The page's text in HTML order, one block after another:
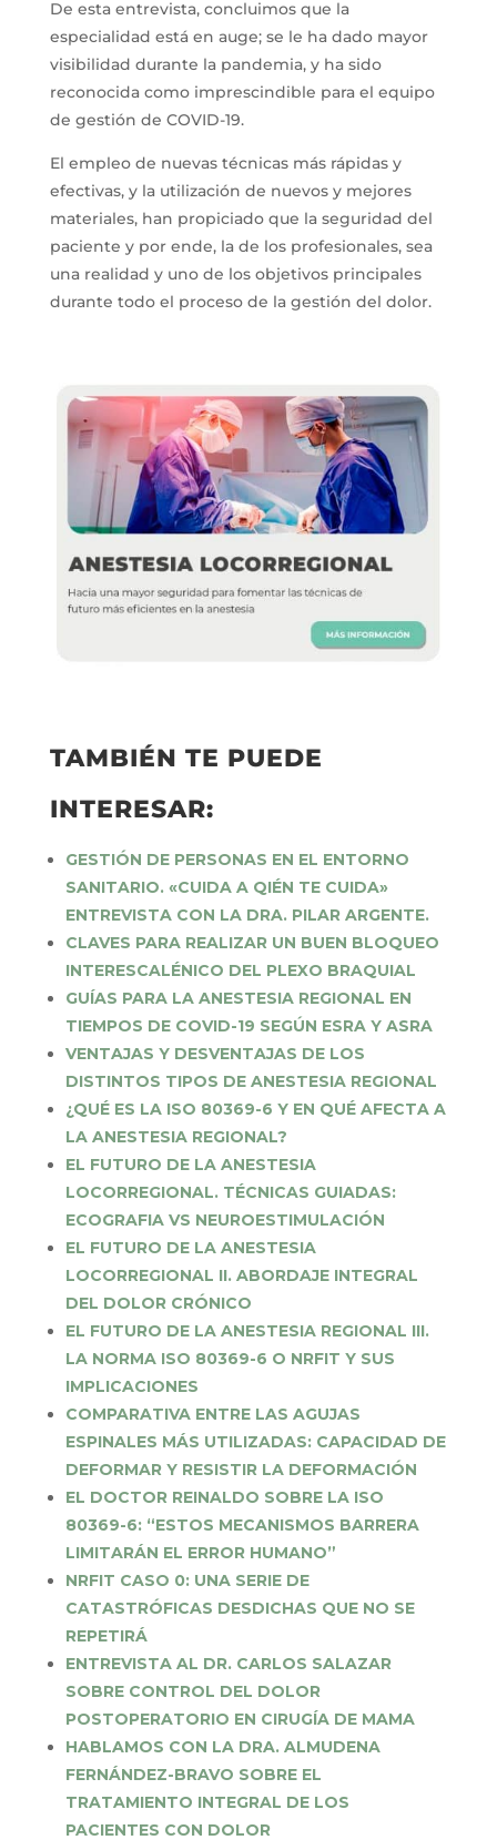
De esta entrevista, concluimos que la
especialidad está en auge; se le ha dado mayor
visibilidad durante la pandemia, y ha sido
reconocida como imprescindible para el equipo
de gestión de COVID-19.
El empleo de nuevas técnicas más rápidas y
efectivas, y la utilización de nuevos y mejores
materiales, han propiciado que la seguridad del
paciente y por ende, la de los profesionales, sea
una realidad y uno de los objetivos principales
durante todo el proceso de la gestión del dolor.
TAMBIÉN TE PUEDE
INTERESAR:
GESTIÓN DE PERSONAS EN EL ENTORNO
SANITARIO. «CUIDA A QIÉN TE CUIDA»
ENTREVISTA CON LA DRA. PILAR ARGENTE.
CLAVES PARA REALIZAR UN BUEN BLOQUEO
INTERESCALÉNICO DEL PLEXO BRAQUIAL
GUÍAS PARA LA ANESTESIA REGIONAL EN
TIEMPOS DE COVID-19 SEGÚN ESRA Y ASRA
VENTAJAS Y DESVENTAJAS DE LOS
DISTINTOS TIPOS DE ANESTESIA REGIONAL
¿QUÉ ES LA ISO 80369-6 Y EN QUÉ AFECTA A
LA ANESTESIA REGIONAL?
EL FUTURO DE LA ANESTESIA
LOCORREGIONAL. TÉCNICAS GUIADAS:
ECOGRAFIA VS NEUROESTIMULACIÓN
EL FUTURO DE LA ANESTESIA
LOCORREGIONAL II. ABORDAJE INTEGRAL
DEL DOLOR CRÓNICO
EL FUTURO DE LA ANESTESIA REGIONAL III.
LA NORMA ISO 80369-6 O NRFIT Y SUS
IMPLICACIONES
COMPARATIVA ENTRE LAS AGUJAS
ESPINALES MÁS UTILIZADAS: CAPACIDAD DE
DEFORMAR Y RESISTIR LA DEFORMACIÓN
EL DOCTOR REINALDO SOBRE LA ISO
80369-6: “ESTOS MECANISMOS BARRERA
LIMITARÁN EL ERROR HUMANO”
NRFIT CASO 0: UNA SERIE DE
CATASTRÓFICAS DESDICHAS QUE NO SE
REPETIRÁ
ENTREVISTA AL DR. CARLOS SALAZAR
SOBRE CONTROL DEL DOLOR
POSTOPERATORIO EN CIRUGÍA DE MAMA
HABLAMOS CON LA DRA. ALMUDENA
FERNÁNDEZ-BRAVO SOBRE EL
TRATAMIENTO INTEGRAL DE LOS
PACIENTES CON DOLOR